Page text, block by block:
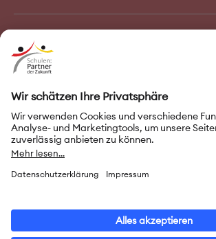
FAQ–Häufige Fragen Kontakt
Nutzungsbedingungen
Datenschutz
Privatsphäre-Einstellungen
Leichte Sprache
Erklärung zur Barrierefreiheit